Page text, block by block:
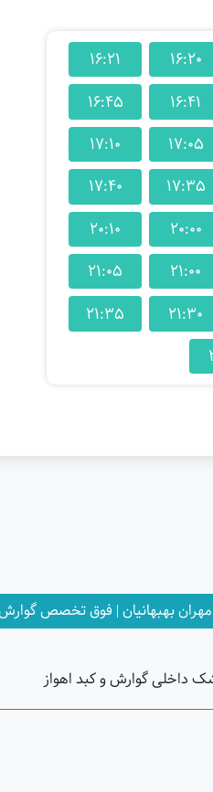
16:20
16:21
16:41
16:45
17:05
17:10
17:35
17:40
20:00
20:10
21:00
21:05
21:30
21:35
بهبهانیان | فوق تخصص
داخلی گوارش و کبد اهواز